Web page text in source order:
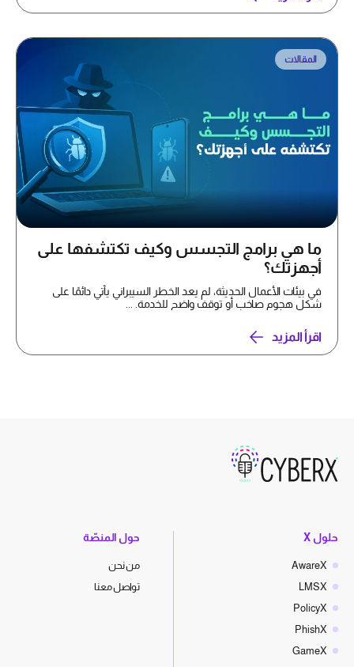
المقالات
ما هي برامج التجسس وكيف تكتشفها على
أجهزتك؟
في بيئات الأعمال الحديثة، لم يعد الخطر السيبراني يأتي دائمًا على
شكل هجوم صاخب أو توقف واضح للخدمة. ...
اقرأ المزيد
حلول X
AwareX
LMSX
PolicyX
PhishX
GameX
حول المنصّة
من نحن
تواصل معنا